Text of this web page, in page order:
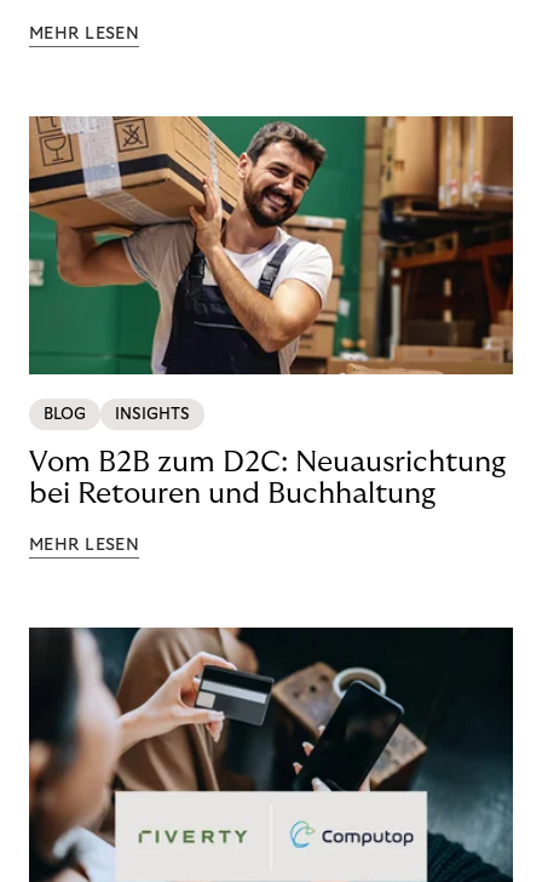
MEHR LESEN
BLOG INSIGHTS
Vom B2B zum D2C: Neuausrichtung
bei Retouren und Buchhaltung
MEHR LESEN